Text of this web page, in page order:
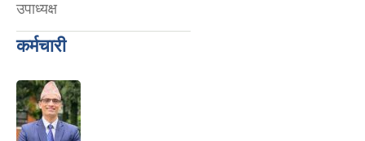
उपाध्यक्ष
कर्मचारी